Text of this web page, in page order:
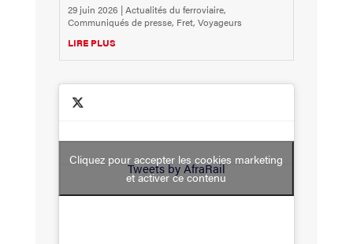
29 juin 2026 |Actualités du ferroviaire,
Communiqués de presse, Fret, Voyageurs
LIRE PLUS
Tweets by AfraRail
Cliquez pour accepter les cookies marketing
et activer ce contenu